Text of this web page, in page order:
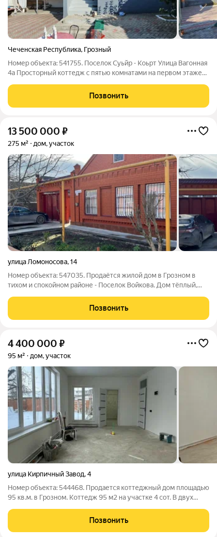
Чеченская Республика, Грозный
Номер объекта: 541755. Поселок Суьйр - Коьрт Улица Вагонная
4а Просторный коттедж с пятью комнатами на первом этаже
квадратных метров. Этот дом идеально подходит для тех, кому
важен комфорт и удобство.
Позвонить
13 500 000 ₽
275 м² дом, участок
улица Ломоносова,14
Номер объекта: 547035. Продаётся жилой дом в Грозном в
тихом и спокойном районе - Поселок Войкова. Дом тёплый,
вложений и переделок. Дом и комфорт Дом построен из
Позвонить
4 400 000 ₽
95 м² дом, участок
улица Кирпичный Завод,4
Номер объекта: 544468. Продается коттеджный дом площадью
95 кв.м. в Грозном. Коттедж 95 м2 на участке 4 сот. В двух
капитальный ремонт, поставлены новые двери, окна,, новое
электричество, стяжка,
Позвонить